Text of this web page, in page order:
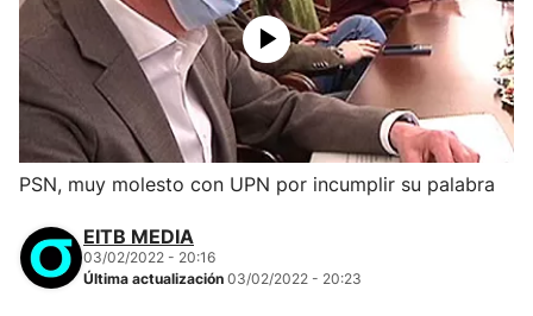
PSN, muy molesto con UPN por incumplir su palabra
EITB MEDIA
03/02/2022 - 20:16
Última actualización 03/02/2022 - 20:23